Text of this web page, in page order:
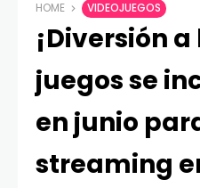
HOME VIDEOJUEGOS
¡Diversión
juegos se
en junio
streaming